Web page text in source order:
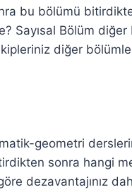
bu bölümü
Sayısal Bölüm
diğer
geometri
sonra hangi
dezavantajınız